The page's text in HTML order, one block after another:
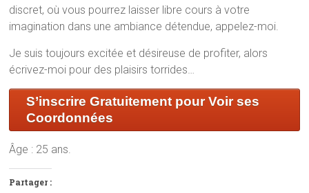
discret, où vous pourrez laisser libre cours à votre
imagination dans une ambiance détendue, appelez-moi.
Je suis toujours excitée et désireuse de profiter, alors
écrivez-moi pour des plaisirs torrides…
S’inscrire Gratuitement pour Voir ses
Coordonnées
Âge : 25 ans.
Partager :